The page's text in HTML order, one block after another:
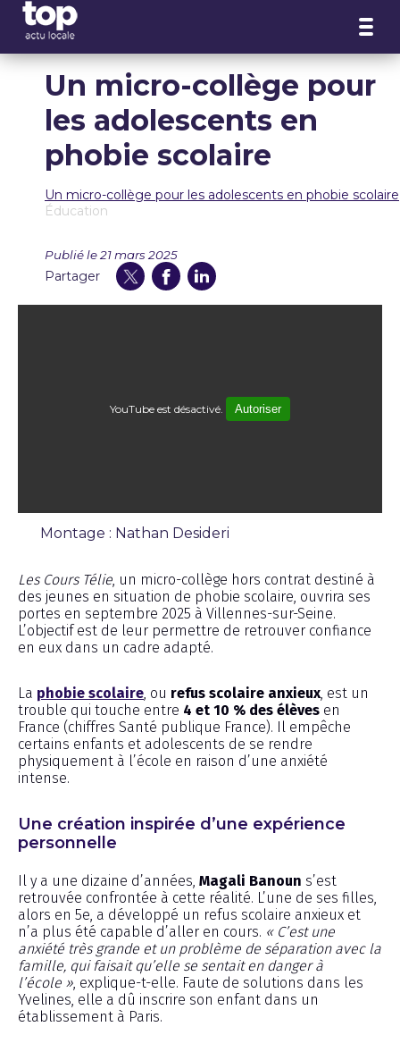
Un micro-collège pour
les adolescents en
phobie scolaire
Un micro-collège pour les adolescents en phobie scolaire
Éducation
Publié le 21 mars 2025
Partager
YouTube est désactivé. Autoriser
Montage : Nathan Desideri
Les Cours Télie , un micro-collège hors contrat destiné à
des jeunes en situation de phobie scolaire, ouvrira ses
portes en septembre 2025 à Villennes-sur-Seine.
L’objectif est de leur permettre de retrouver confiance
en eux dans un cadre adapté.
La phobie scolaire , ou refus scolaire anxieux , est un
trouble qui touche entre 4 et 10 % des élèves en
France (chiffres Santé publique France). Il empêche
certains enfants et adolescents de se rendre
physiquement à l’école en raison d’une anxiété
intense.
Une création inspirée d’une expérience
personnelle
Il y a une dizaine d’années, Magali Banoun s’est
retrouvée confrontée à cette réalité. L’une de ses filles,
alors en 5e, a développé un refus scolaire anxieux et
n’a plus été capable d’aller en cours. « C’est une
anxiété très grande et un problème de séparation avec la
famille, qui faisait qu’elle se sentait en danger à
l’école » , explique-t-elle. Faute de solutions dans les
Yvelines, elle a dû inscrire son enfant dans un
établissement à Paris.
Panneau de gestion des cookies